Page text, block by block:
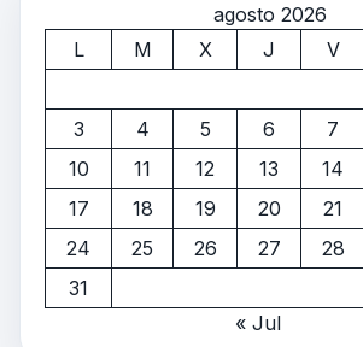
agosto 2026
L
M X J V
3
4 5 6 7
10
11 12 13 14
17
18 19 20 21
24
25 26 27 28
31
« Jul